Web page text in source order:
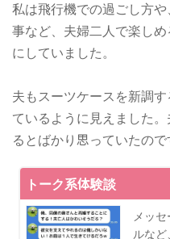
私は飛行機での過ごし方
事など、夫婦二人で楽し
にしていました。
夫もスーツケースを新調
ているように見えました
るとばかり思っていたので
トーク系体験談
メッ
ルな